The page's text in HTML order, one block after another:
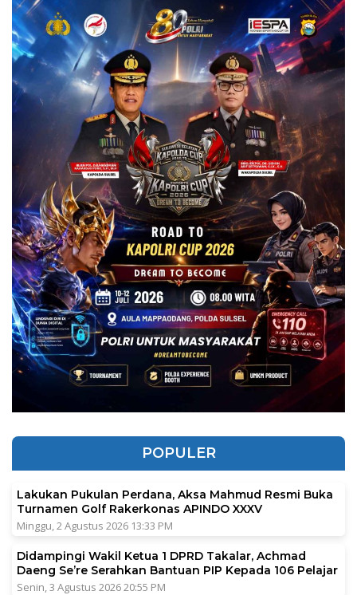
POPULER
Lakukan Pukulan Perdana, Aksa Mahmud Resmi Buka
Turnamen Golf Rakerkonas APINDO XXXV
Minggu, 2 Agustus 2026 13:33 PM
Didampingi Wakil Ketua 1 DPRD Takalar, Achmad
Daeng Se’re Serahkan Bantuan PIP Kepada 106 Pelajar
Senin, 3 Agustus 2026 20:55 PM